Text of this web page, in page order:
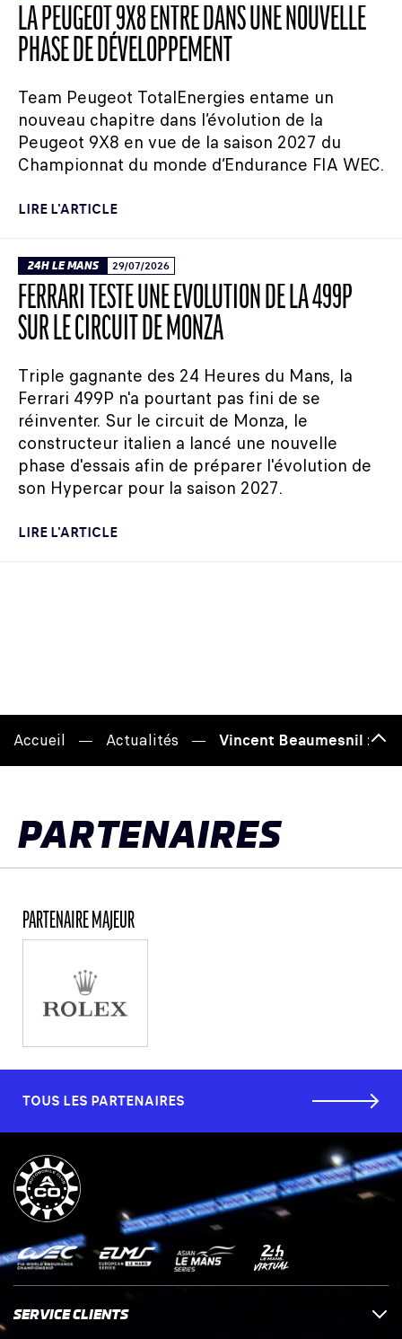
LA PEUGEOT 9X8 ENTRE DANS UNE NOUVELLE
PHASE DE DÉVELOPPEMENT
Team Peugeot TotalEnergies entame un
nouveau chapitre dans l’évolution de la
Peugeot 9X8 en vue de la saison 2027 du
Championnat du monde d’Endurance FIA WEC.
LIRE L'ARTICLE
24H LE MANS 29/07/2026
FERRARI TESTE UNE ÉVOLUTION DE LA 499P
SUR LE CIRCUIT DE MONZA
Triple gagnante des 24 Heures du Mans, la
Ferrari 499P n'a pourtant pas fini de se
réinventer. Sur le circuit de Monza, le
constructeur italien a lancé une nouvelle
phase d'essais afin de préparer l'évolution de
son Hypercar pour la saison 2027.
LIRE L'ARTICLE
Accueil Actualités Vincent Beaumesnil : «
de
PARTENAIRES
PARTENAIRE MAJEUR
TOUS LES PARTENAIRES
SERVICE CLIENTS